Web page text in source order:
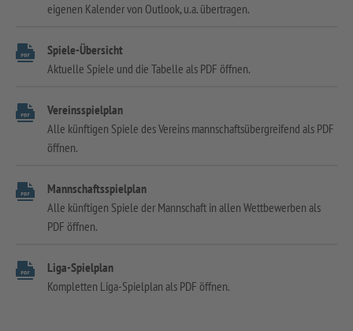
eigenen Kalender von Outlook, u.a. übertragen.
Spiele-Übersicht
Aktuelle Spiele und die Tabelle als PDF öffnen.
Vereinsspielplan
Alle künftigen Spiele des Vereins mannschaftsübergreifend als PDF
öffnen.
Mannschaftsspielplan
Alle künftigen Spiele der Mannschaft in allen Wettbewerben als
PDF öffnen.
Liga-Spielplan
Kompletten Liga-Spielplan als PDF öffnen.